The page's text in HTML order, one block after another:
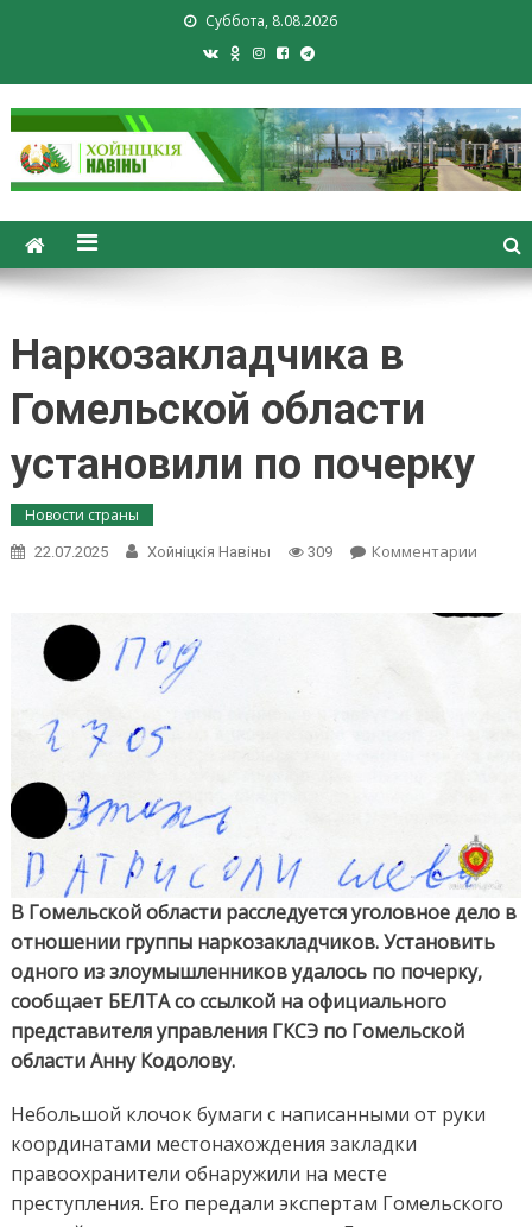
Суббота, 8.08.2026
Хойники. Хойнiцкiя навiны.
Новости Хойник. Районная
Наркозакладчика в
Гомельской области
установили по почерку
Новости страны
22.07.2025 Хойнiцкiя Навiны 309 Комментарииon
В Гомельской области расследуется уголовное дело в
отношении группы наркозакладчиков. Установить
одного из злоумышленников удалось по почерку,
сообщает БЕЛТА со ссылкой на официального
представителя управления ГКСЭ по Гомельской
области Анну Кодолову.
Небольшой клочок бумаги с написанными от руки
координатами местонахождения закладки
правоохранители обнаружили на месте
преступления. Его передали экспертам Гомельского